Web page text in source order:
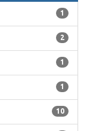
1
2
1
1
10